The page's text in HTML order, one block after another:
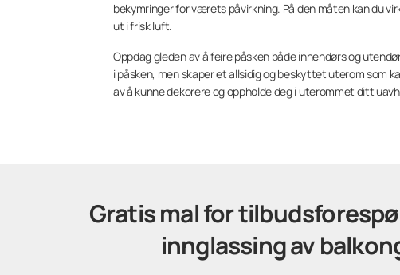
bekymringer for værets påvirkning. På den måten kan du
ut i frisk luft.
Oppdag gleden av å feire påsken både innendørs og
i påsken, men skaper et allsidig og beskyttet uterom som
av å kunne dekorere og oppholde deg i uterommet ditt
Gratis mal for
innglassing av